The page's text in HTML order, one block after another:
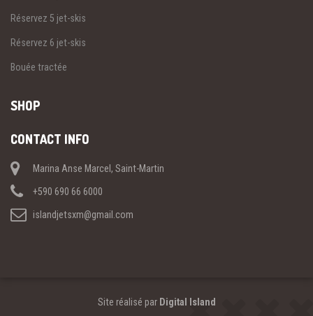
Réservez 5 jet-skis
Réservez 6 jet-skis
Bouée tractée
SHOP
CONTACT INFO
Marina Anse Marcel, Saint-Martin
+590 690 66 6000
islandjetsxm@gmail.com
Site réalisé par Digital Island